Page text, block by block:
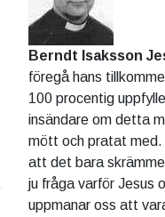
Berndt Isaksson
föregå hans
100 procentig
insändare om detta
mött och pratat med.
att det bara
ju fråga varför Jesus
uppmanar oss att